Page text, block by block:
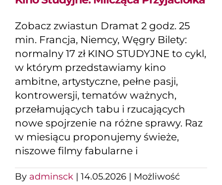
Zobacz zwiastun Dramat 2 godz. 25
min. Francja, Niemcy, Węgry Bilety:
normalny 17 zł KINO STUDYJNE to cykl,
w którym przedstawiamy kino
ambitne, artystyczne, pełne pasji,
kontrowersji, tematów ważnych,
przełamujących tabu i rzucających
nowe spojrzenie na różne sprawy. Raz
w miesiącu proponujemy świeże,
niszowe filmy fabularne i
By adminsck | 14.05.2026 | Możliwość